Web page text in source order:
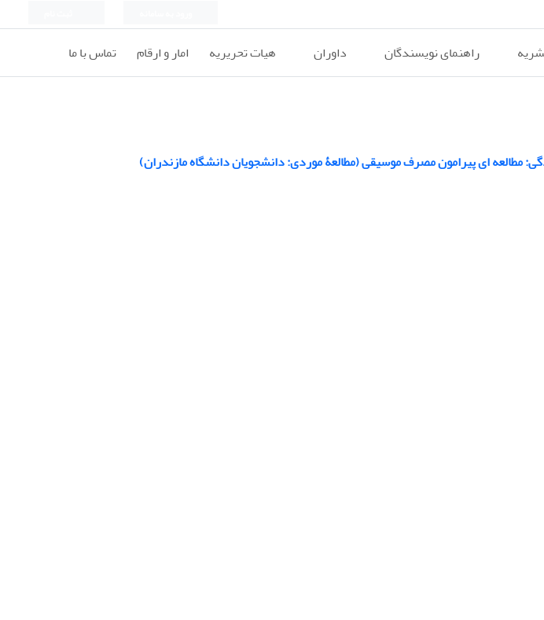
راهنمای نویسندگان داوران هیات تحریریه امار و ارقام تماس با ما
مطالعه ای پیرامون مصرف موسیقی (مطالعۀ موردی: دانشجویان دانشگاه مازندران)